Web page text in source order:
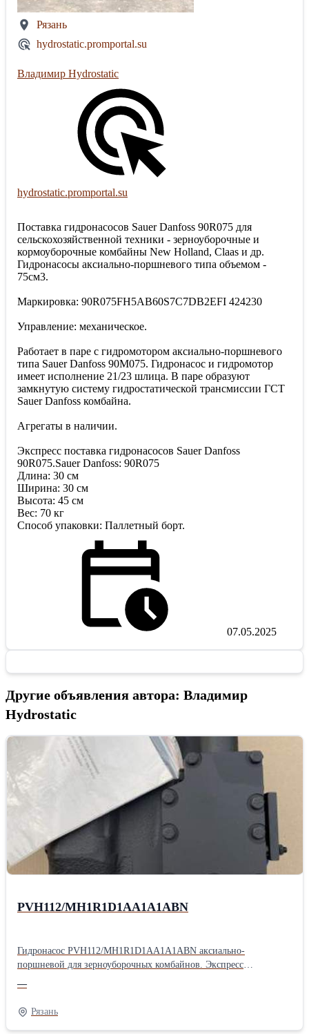
Рязань
hydrostatic.promportal.su
Владимир Hydrostatic
hydrostatic.promportal.su
Поставка гидронасосов Sauer Danfoss 90R075 для
сельскохозяйственной техники - зерноуборочные и
кормоуборочные комбайны New Holland, Claas и др.
Гидронасосы аксиально-поршневого типа объемом -
75см3.
Маркировка: 90R075FH5AB60S7C7DB2EFI 424230
Управление: механическое.
Работает в паре с гидромотором аксиально-поршневого
типа Sauer Danfoss 90M075. Гидронасос и гидромотор
имеет исполнение 21/23 шлица. В паре образуют
замкнутую систему гидростатической трансмиссии ГСТ
Sauer Danfoss комбайна.
Агрегаты в наличии.
Экспресс поставка гидронасосов Sauer Danfoss
90R075.Sauer Danfoss: 90R075
Длина: 30 см
Ширина: 30 см
Высота: 45 см
Вес: 70 кг
Способ упаковки: Паллетный борт.
07.05.2025
Другие объявления автора: Владимир
Hydrostatic
PVH112/MH1R1D1AA1A1ABN
Гидронасос PVH112/MH1R1D1AA1A1ABN аксиально-
поршневой для зерноуборочных комбайнов. Экспресс
Характеристики: Вращение - правое; Количество шлицев вала -
23 шт. Болт крепления РВД - M12. Сервоуправление -
механическое. Гидронасос PVH112/MH1R1D1AA1A1ABN
—
Рязань